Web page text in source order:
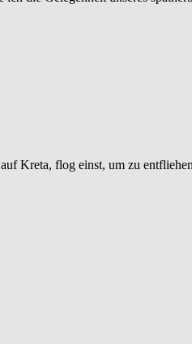
Kreta, flog einst, um zu